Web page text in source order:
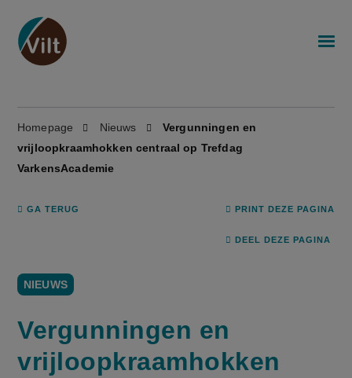
Homepage Nieuws
Vergunningen en
vrijloopkraamhokken centraal op Trefdag
VarkensAcademie
GA TERUG PRINT DEZE PAGINA
DEEL DEZE PAGINA
NIEUWS
Vergunningen en
vrijloopkraamhokken